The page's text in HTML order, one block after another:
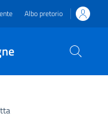
Albo pretorio